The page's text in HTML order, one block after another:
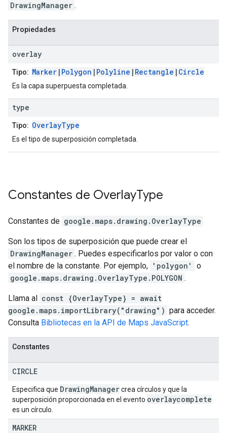
DrawingManager .
Propiedades
overlay
Tipo: Marker | Polygon | Polyline | Rectangle | Circle
Es la capa superpuesta completada.
type
Tipo: OverlayType
Es el tipo de superposición completada.
Constantes de OverlayType
Constantes de google.maps.drawing . OverlayType
Son los tipos de superposición que puede crear el
DrawingManager . Puedes especificarlos por valor o con
el nombre de la constante. Por ejemplo, 'polygon'
o
google.maps.drawing.OverlayType.POLYGON .
Llama al const {OverlayType} = await
google.maps.importLibrary("drawing") para acceder.
Consulta Bibliotecas en la API de Maps JavaScript.
Constantes
CIRCLE
Especifica que DrawingManagercrea círculos y que la
superposición proporcionada en el evento overlaycomplete
es un círculo.
MARKER